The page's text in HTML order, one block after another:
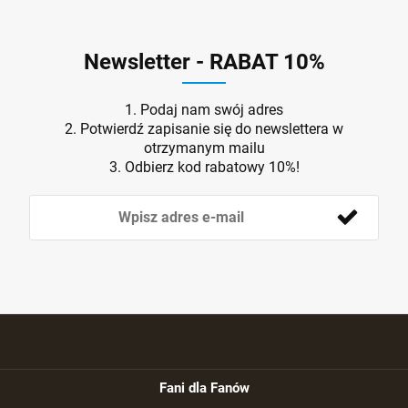
Newsletter - RABAT 10%
1. Podaj nam swój adres
2. Potwierdź zapisanie się do newslettera w
otrzymanym mailu
3. Odbierz kod rabatowy 10%!
Fani dla Fanów